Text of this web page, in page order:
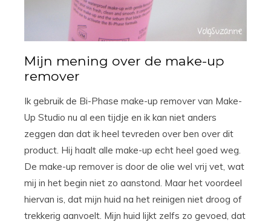
Mijn mening over de make-up
remover
Ik gebruik de Bi-Phase make-up remover van Make-
Up Studio nu al een tijdje en ik kan niet anders
zeggen dan dat ik heel tevreden over ben over dit
product. Hij haalt alle make-up echt heel goed weg.
De make-up remover is door de olie wel vrij vet, wat
mij in het begin niet zo aanstond. Maar het voordeel
hiervan is, dat mijn huid na het reinigen niet droog of
trekkerig aanvoelt. Mijn huid lijkt zelfs zo gevoed, dat